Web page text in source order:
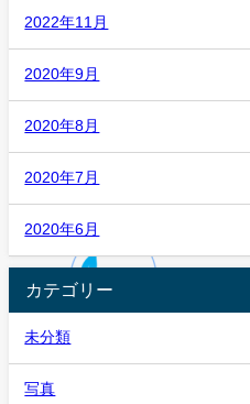
2022年11月
2020年9月
2020年8月
2020年7月
2020年6月
カテゴリー
未分類
写真